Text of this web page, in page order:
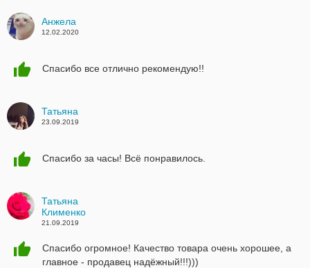
Анжела
12.02.2020
Спасибо все отлично рекомендую!!
Татьяна
23.09.2019
Спасибо за часы! Всё понравилось.
Татьяна
Клименко
21.09.2019
Спасибо огромное! Качество товара очень хорошее, а
главное - продавец надёжный!!!)))